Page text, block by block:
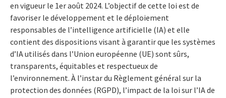
en vigueur le 1er août 2024. L’objectif de cette loi est de
favoriser le développement et le déploiement
responsables de l’intelligence artificielle (IA) et elle
contient des dispositions visant à garantir que les systèmes
d’IA utilisés dans l’Union européenne (UE) sont sûrs,
transparents, équitables et respectueux de
l’environnement. À l’instar du Règlement général sur la
protection des données (RGPD), l’impact de la loi sur l’IA de